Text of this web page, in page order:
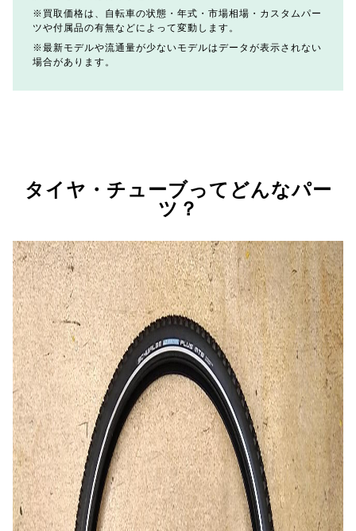
買取価格は、自転車の状態・年式・市場相場・カスタムパー
ツや付属品の有無などによって変動します。
最新モデルや流通量が少ないモデルはデータが表示されない
場合があります。
タイヤ・チューブってどんなパー
ツ？